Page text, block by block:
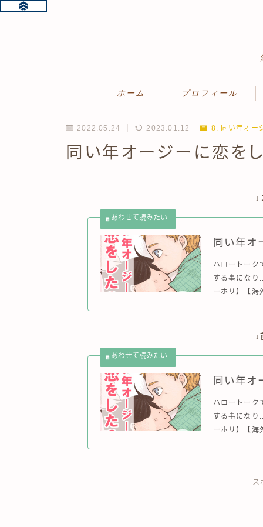
ホーム プロフィール
2022.05.24 2023.01.12 8. 同い年オー
同い年オージーに恋を
↓
同い年オ
ハロートーク
する事になり
ーホリ】【海
↓
同い年オ
ハロートーク
する事になり
ーホリ】【海
ス